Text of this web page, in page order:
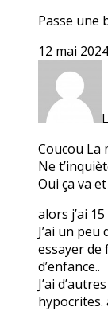
Passe une
12 mai
Coucou La
Ne
Oui ça va
alors j’ai
J’ai un
essayer de
d’enfance..
J’ai
hypocrites.